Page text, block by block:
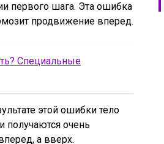
первого шага. Эта ошибка
продвижение вперед.
Специальные
этой ошибки тело
получаются очень
а вверх.